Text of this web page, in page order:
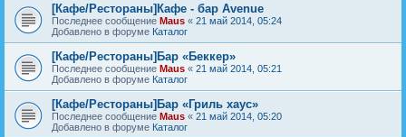
[Кафе/Рестораны]Кафе - бар Avenue
Последнее сообщение Maus « 21 май 2014, 05:24
Добавлено в форуме Каталог
[Кафе/Рестораны]Бар «Беккер»
Последнее сообщение Maus « 21 май 2014, 05:21
Добавлено в форуме Каталог
[Кафе/Рестораны]Бар «Гриль хаус»
Последнее сообщение Maus « 21 май 2014, 05:20
Добавлено в форуме Каталог